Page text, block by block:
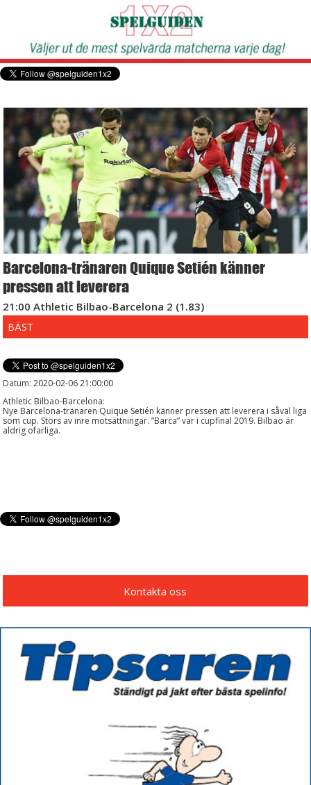
Barcelona-tränaren Quique Setién känner
pressen att leverera
21:00 Athletic Bilbao-Barcelona 2 (1.83)
BÄST
Datum: 2020-02-06 21:00:00
Athletic Bilbao-Barcelona:
Nye Barcelona-tränaren Quique Setién känner pressen att leverera i såväl liga
som cup. Störs av inre motsättningar. ”Barca” var i cupfinal 2019. Bilbao är
aldrig ofarliga.
Kontakta oss